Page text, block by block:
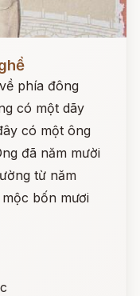
phía đông
có một dãy
có một ông
đã năm mười
từ năm
bốn mươi